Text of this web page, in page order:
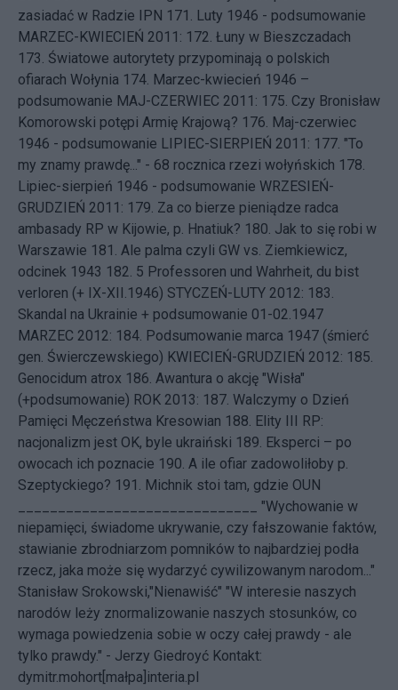
zasiadać w Radzie IPN 171.
Luty 1946 - podsumowanie
MARZEC-KWIECIEŃ 2011: 172. Łuny w Bieszczadach
173. Światowe autorytety przypominają o polskich
ofiarach Wołynia 174. Marzec-kwiecień 1946 –
podsumowanie MAJ-CZERWIEC 2011: 175. Czy Bronisław
Komorowski potępi Armię Krajową? 176. Maj-czerwiec
1946 - podsumowanie LIPIEC-SIERPIEŃ 2011: 177. "To
my znamy prawdę..." - 68 rocznica rzezi wołyńskich 178.
Lipiec-sierpień 1946 - podsumowanie WRZESIEŃ-
GRUDZIEŃ 2011: 179. Za co bierze pieniądze radca
ambasady RP w Kijowie, p. Hnatiuk? 180. Jak to się robi w
Warszawie 181. Ale palma czyli GW vs. Ziemkiewicz,
odcinek 1943 182. 5 Professoren und Wahrheit, du bist
verloren (+ IX-XII.1946) STYCZEŃ-LUTY 2012: 183.
Skandal na Ukrainie + podsumowanie 01-02.1947
MARZEC 2012: 184. Podsumowanie marca 1947 (śmierć
gen. Świerczewskiego) KWIECIEŃ-GRUDZIEŃ 2012: 185.
Genocidum atrox 186. Awantura o akcję "Wisła"
(+podsumowanie) ROK 2013: 187. Walczymy o Dzień
Pamięci Męczeństwa Kresowian 188. Elity III RP:
nacjonalizm jest OK, byle ukraiński 189. Eksperci – po
owocach ich poznacie 190. A ile ofiar zadowoliłoby p.
Szeptyckiego? 191.
Michnik stoi tam, gdzie OUN
______________________________ "Wychowanie w
niepamięci, świadome ukrywanie, czy fałszowanie faktów,
stawianie zbrodniarzom pomników to najbardziej podła
rzecz, jaka może się wydarzyć cywilizowanym narodom..."
Stanisław Srokowski,"Nienawiść" "W interesie naszych
narodów leży znormalizowanie naszych stosunków, co
wymaga powiedzenia sobie w oczy całej prawdy - ale
tylko prawdy." - Jerzy Giedroyć Kontakt:
dymitr.mohort[małpa]interia.pl